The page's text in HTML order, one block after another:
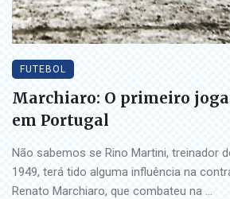
FUTEBOL
Marchiaro: O primeiro
em Portugal
Não sabemos se Rino Martini, treinador
1949, terá tido alguma influência na
Renato Marchiaro, que combateu na ...